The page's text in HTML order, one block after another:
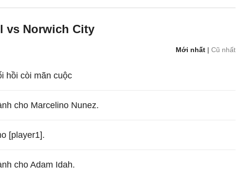
vs Norwich City
Mới nhất |Cũ nhất
hồi còi mãn cuộc
cho Marcelino Nunez.
[player1].
cho Adam Idah.